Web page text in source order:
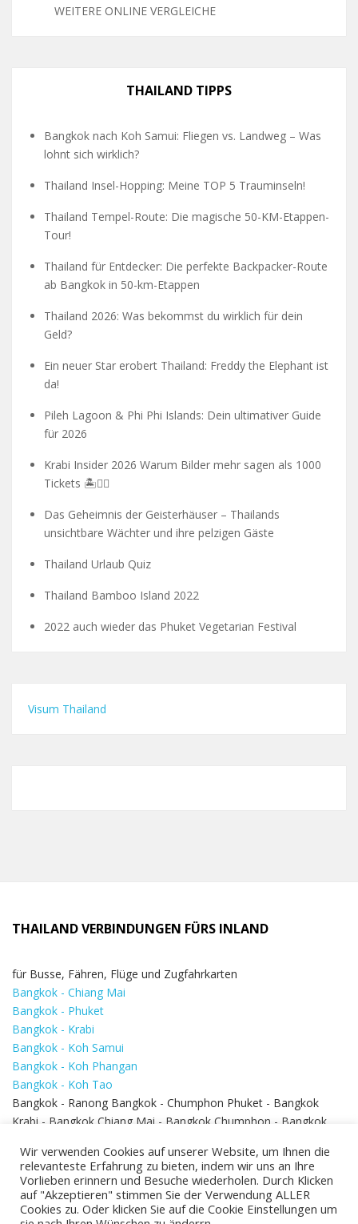
WEITERE ONLINE VERGLEICHE
THAILAND TIPPS
Bangkok nach Koh Samui: Fliegen vs. Landweg – Was
lohnt sich wirklich?
Thailand Insel-Hopping: Meine TOP 5 Trauminseln!
Thailand Tempel-Route: Die magische 50-KM-Etappen-
Tour!
Thailand für Entdecker: Die perfekte Backpacker-Route
ab Bangkok in 50-km-Etappen
Thailand 2026: Was bekommst du wirklich für dein
Geld?
Ein neuer Star erobert Thailand: Freddy the Elephant ist
da!
Pileh Lagoon & Phi Phi Islands: Dein ultimativer Guide
für 2026
Krabi Insider 2026 Warum Bilder mehr sagen als 1000
Tickets 🏝️🧗‍♂️
Das Geheimnis der Geisterhäuser – Thailands
unsichtbare Wächter und ihre pelzigen Gäste
Thailand Urlaub Quiz
Thailand Bamboo Island 2022
2022 auch wieder das Phuket Vegetarian Festival
Visum Thailand
THAILAND VERBINDUNGEN FÜRS INLAND
für Busse, Fähren, Flüge und Zugfahrkarten
Bangkok - Chiang Mai
Bangkok - Phuket
Bangkok - Krabi
Bangkok - Koh Samui
Bangkok - Koh Phangan
Bangkok - Koh Tao
Bangkok - Ranong Bangkok - Chumphon Phuket - Bangkok
Krabi - Bangkok Chiang Mai - Bangkok Chumphon - Bangkok
Bangkok - Hua Hin
Wir verwenden Cookies auf unserer Website, um Ihnen die
relevanteste Erfahrung zu bieten, indem wir uns an Ihre
Vorlieben erinnern und Besuche wiederholen. Durch Klicken
auf "Akzeptieren" stimmen Sie der Verwendung ALLER
Cookies zu. Oder klicken Sie auf die Cookie Einstellungen um